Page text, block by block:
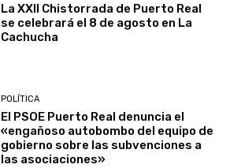
La XXII Chistorrada de Puerto Real
se celebrará el 8 de agosto en La
Cachucha
POLÍTICA
El PSOE Puerto Real denuncia el
«engañoso autobombo del equipo de
gobierno sobre las subvenciones a
las asociaciones»